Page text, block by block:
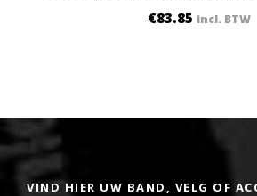
€83.85 incl. BTW
VIND HIER UW BAND, VELG OF